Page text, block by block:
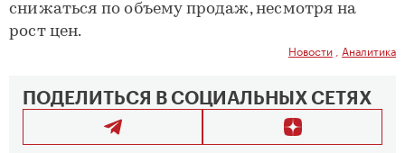
снижаться по объему продаж, несмотря на
рост цен.
Новости Аналитика
ПОДЕЛИТЬСЯ В СОЦИАЛЬНЫХ СЕТЯХ